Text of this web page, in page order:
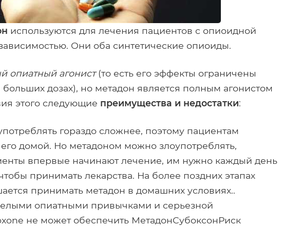
используются для лечения пациентов с опиоидной
Они оба синтетические опиоиды.
опиатный агонист(то есть его эффекты ограничены
дозах), но метадон является полным агонистом
этого следующие преимущества и недостатки:
гораздо сложнее, поэтому пациентам
домой. Но метадоном можно злоупотреблять,
впервые начинают лечение, им нужно каждый день
принимать лекарства. На более поздних этапах
принимать метадон в домашних условиях..
опиатными привычками и серьезной
не может обеспечить МетадонСубоксонРиск